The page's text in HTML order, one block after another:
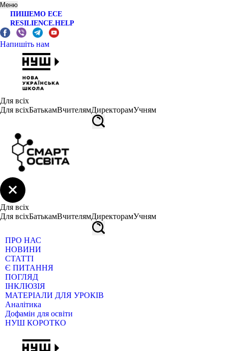
Меню
ПИШЕМО ЕСЕ
RESILIENCE.HELP
Напишіть нам
Для всіх
Для всіхБатькамВчителямДиректорамУчням
Для всіх
Для всіхБатькамВчителямДиректорамУчням
ПРО НАС
НОВИНИ
СТАТТІ
Є ПИТАННЯ
ПОГЛЯД
ІНКЛЮЗІЯ
МАТЕРІАЛИ ДЛЯ УРОКІВ
Аналітика
Дофамін для освіти
НУШ КОРОТКО